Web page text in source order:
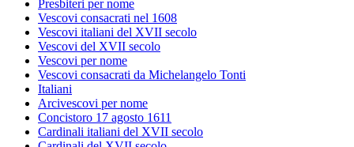
Presbiteri per nome
Vescovi consacrati nel 1608
Vescovi italiani del XVII secolo
Vescovi del XVII secolo
Vescovi per nome
Vescovi consacrati da Michelangelo Tonti
Italiani
Arcivescovi per nome
Concistoro 17 agosto 1611
Cardinali italiani del XVII secolo